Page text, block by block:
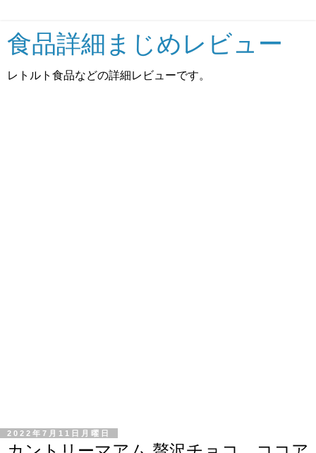
食品詳細まじめレビュー
レトルト食品などの詳細レビューです。
2022年7月11日月曜日